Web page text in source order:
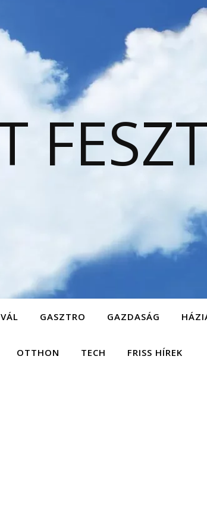
GASZTRO GAZDASÁG
OTTHON TECH FRISS HÍREK